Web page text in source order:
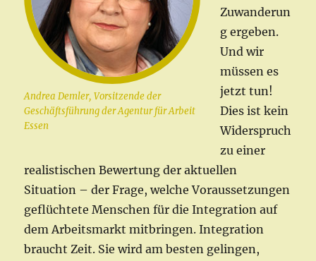
Andrea Demler, Vorsitzende der
Geschäftsführung der Agentur für Arbeit
Essen
Zuwanderun
g ergeben.
Und wir
müssen es
jetzt tun!
Dies ist kein
Widerspruch
zu einer
realistischen Bewertung der aktuellen
Situation – der Frage, welche Voraussetzungen
geflüchtete Menschen für die Integration auf
dem Arbeitsmarkt mitbringen. Integration
braucht Zeit. Sie wird am besten gelingen,